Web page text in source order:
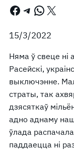
Facebook Telegram WhatsApp X
15/3/2022
Няма ў свеце ні
Расейскі,
выключэнне.
страты, так
дзясяткаў
адно аднаму
ўлада
паддаецца ні